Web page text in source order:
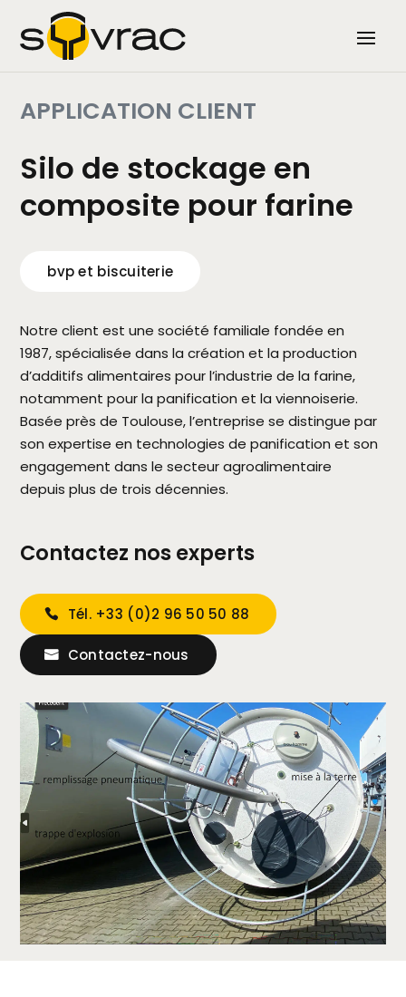
APPLICATION CLIENT
Silo de stockage en
composite pour farine
bvp et biscuiterie
Notre client est une société familiale fondée en
1987, spécialisée dans la création et la production
d’additifs alimentaires pour l’industrie de la farine,
notamment pour la panification et la viennoiserie.
Basée près de Toulouse, l’entreprise se distingue par
son expertise en technologies de panification et son
engagement dans le secteur agroalimentaire
depuis plus de trois décennies.
Contactez nos experts
Tél. +33 (0)2 96 50 50 88
Contactez-nous